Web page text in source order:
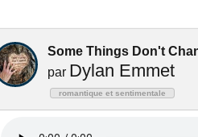
Some Things Don't
par Dylan Emmet
romantique et sentimentale